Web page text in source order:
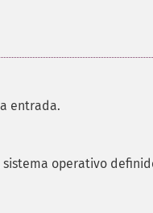
entrada.
operativo